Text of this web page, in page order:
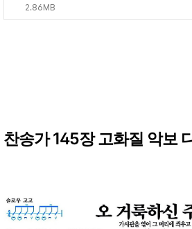
2.86MB
찬송가 145장 고화질 악보